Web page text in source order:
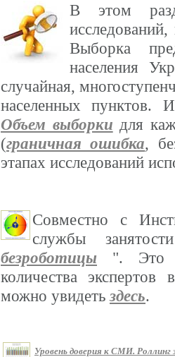
В этом
Выборка
населения
случайная,
населенных пунктов.
Объем выборки для
(граничная ошибка,
этапах исследований
Совместно с
службы
безроботицы ". Это
количества
можно увидетьздесь.
Уровень доверия к СМИ. Роллинг